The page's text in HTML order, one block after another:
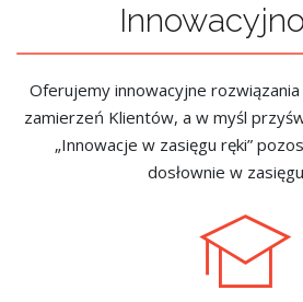
Oferujemy innowacyjne
zamierzeń Klientów, a w myśl
„Innowacje w zasięgu ręki”
dosłownie w